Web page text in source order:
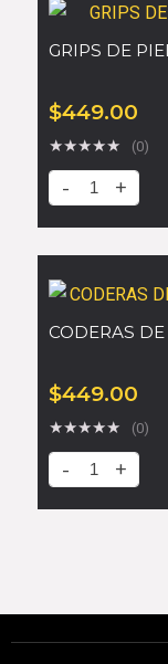
GRIPS DE
$449.00
★★★★★ (0)
CODERAS
$449.00
★★★★★ (0)